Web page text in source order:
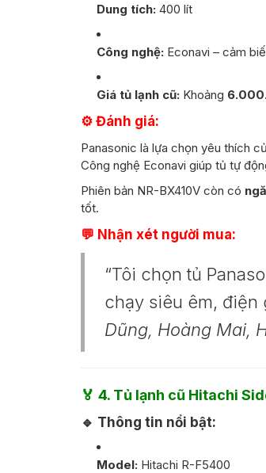
Dung tích: 400 lít
Công nghệ: Econavi – cảm
Giá tủ lạnh cũ: Khoảng
⚙️ Đánh giá:
Panasonic là lựa chọn yêu thích
Công nghệ Econavi giúp tủ tự
Phiên bản NR-BX410V còn có
tốt.
💬 Nhận xét người mua:
“Tôi chọn tủ
chạy siêu êm,
Dũng, Hoàng Mai,
🏅 4. Tủ lạnh cũ Hitachi
🔹 Thông tin nổi bật:
Model: Hitachi R-F5400